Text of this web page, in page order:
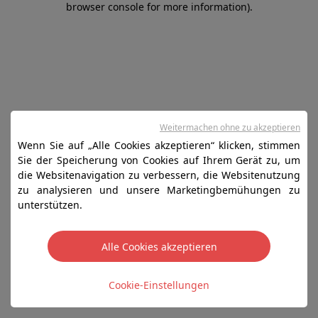
browser console for more information).
Wenn Sie auf „Alle Cookies akzeptieren“ klicken, stimmen
Sie der Speicherung von Cookies auf Ihrem Gerät zu, um
die Websitenavigation zu verbessern, die Websitenutzung
zu analysieren und unsere Marketingbemühungen zu
unterstützen.
Alle Cookies akzeptieren
Cookie-Einstellungen
Weitermachen ohne zu akzeptieren